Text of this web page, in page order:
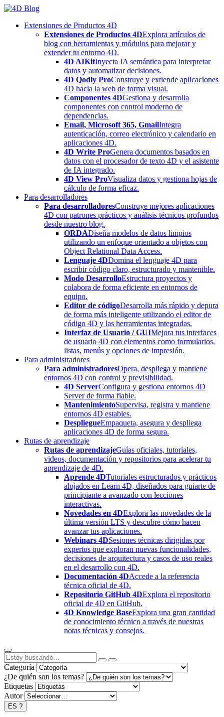
Skip
contentExtensiones de Productos 4D
Extensiones de Productos 4DExplora artículos de
blog con herramientas y módulos para mejorar y
extender tu entorno 4D.
4D AIKitInyecta IA semántica para interpretar
datos y automatizar decisiones.
4D Qodly ProConstruye y extiende aplicaciones
4D hacia la web de forma visual.
Componentes 4DGestiona y desarrolla
componentes con control moderno de
dependencias.
Email, Microsoft 365, GmailIntegra
autenticación, correo electrónico y calendario en
aplicaciones 4D.
4D Write ProGenera documentos basados en
datos con el procesador de texto 4D y el asistente
de IA integrado.
4D View ProVisualiza datos y gestiona hojas de
cálculo de forma eficaz.
Para desarrolladores
Para desarrolladoresConstruye mejores aplicaciones
4D con patrones prácticos y análisis técnicos profundos
desde nuestro blog.
ORDADiseña modelos de datos limpios
utilizando un enfoque orientado a objetos con
Object Relational Data Access.
Lenguaje 4DDomina el lenguaje 4D para
escribir código claro, estructurado y mantenible.
Modo DesarrolloEstructura proyectos y
colabora de forma eficiente en entornos de
equipo.
Editor de códigoDesarrolla más rápido y depura
de forma más inteligente utilizando el editor de
código 4D y las herramientas integradas.
Interfaz de Usuario / GUIMejora tus interfaces
de usuario 4D con elementos como formularios,
listas, menús y opciones de impresión.
Para administradores
Para administradoresOpera, despliega y mantiene
entornos 4D con control y previsibilidad.
4D ServerConfigura y gestiona entornos 4D
Server de forma fiable.
MantenimientoSupervisa, registra y mantiene
entornos 4D estables.
DespliegueEmpaqueta, asegura y despliega
aplicaciones 4D de forma segura.
Rutas de aprendizaje
Rutas de aprendizajeGuías oficiales, tutoriales,
videos, documentación y repositorios para acelerar tu
aprendizaje de 4D.
Aprende 4DTutoriales estructurados y prácticos
alojados en Learn 4D, diseñados para guiarte de
principiante a avanzado con lecciones
interactivas.
Novedades en 4DExplora las novedades de la
última versión LTS y descubre cómo hacen
avanzar tus aplicaciones.
Webinars 4DSesiones técnicas dirigidas por
expertos que exploran nuevas funcionalidades,
decisiones de arquitectura y casos de uso reales
en el desarrollo con 4D.
Documentación 4DAccede a la referencia
técnica oficial de 4D.
Repositorio GitHub 4DExplora el repositorio
oficial de 4D en GitHub.
4D Knowledge BaseExplora una gran cantidad
de conocimiento técnico a través de nuestras
notas técnicas y consejos.
Categoría
¿De quién son los temas?
Etiquetas
Autor
ES ?